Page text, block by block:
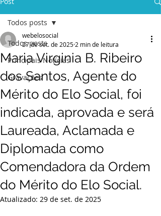
Todos posts
Principais Notícias
Gravações
Todos posts
Maria Virginia B. Ribeiro
dos Santos, Agente do
Mérito do Elo Social, foi
indicada, aprovada e será
Laureada, Aclamada e
Diplomada como
Comendadora da Ordem
do Mérito do Elo Social.
webelosocial
27 de set. de 2025 2 min de leitura
Atualizado: 29 de set. de 2025